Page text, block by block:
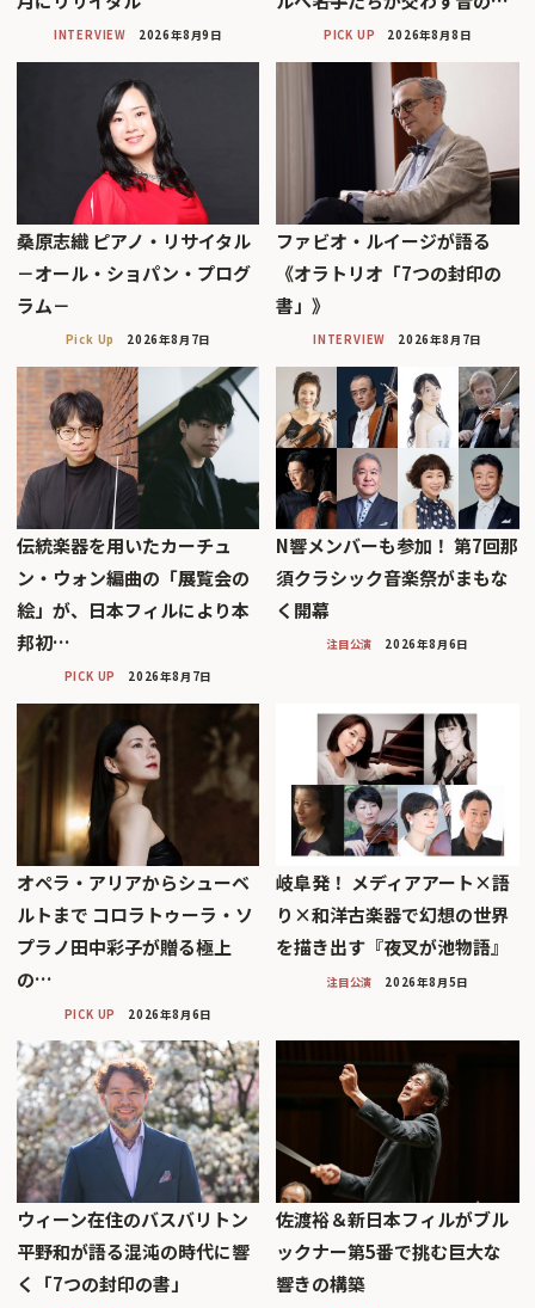
INTERVIEW 2026年8月9日 PICK UP 2026年8月8日
桑原志織 ピアノ・リサイタル
－オール・ショパン・プログ
ラム－
Pick Up 2026年8月7日
ファビオ・ルイージが語る
《オラトリオ「7つの封印の
書」》
INTERVIEW 2026年8月7日
伝統楽器を用いたカーチュ
ン・ウォン編曲の「展覧会の
絵」が、日本フィルにより本
邦初…
PICK UP 2026年8月7日
N響メンバーも参加！ 第7回那
須クラシック音楽祭がまもな
く開幕
注目公演 2026年8月6日
オペラ・アリアからシューベ
ルトまで コロラトゥーラ・ソ
プラノ田中彩子が贈る極上
の…
PICK UP 2026年8月6日
岐阜発！ メディアアート×語
り×和洋古楽器で幻想の世界
を描き出す『夜叉が池物語』
注目公演 2026年8月5日
ウィーン在住のバスバリトン
平野和が語る混沌の時代に響
く「7つの封印の書」
佐渡裕＆新日本フィルがブル
ックナー第5番で挑む巨大な
響きの構築